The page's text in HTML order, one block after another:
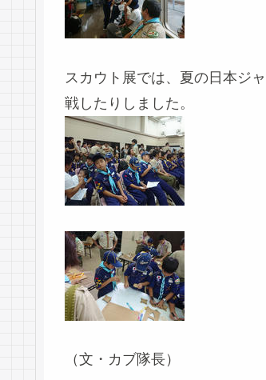
スカウト展では、夏の日本ジ
戦したりしました。
（文・カブ隊長）